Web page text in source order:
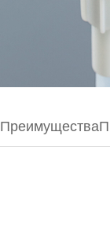
Преимущества